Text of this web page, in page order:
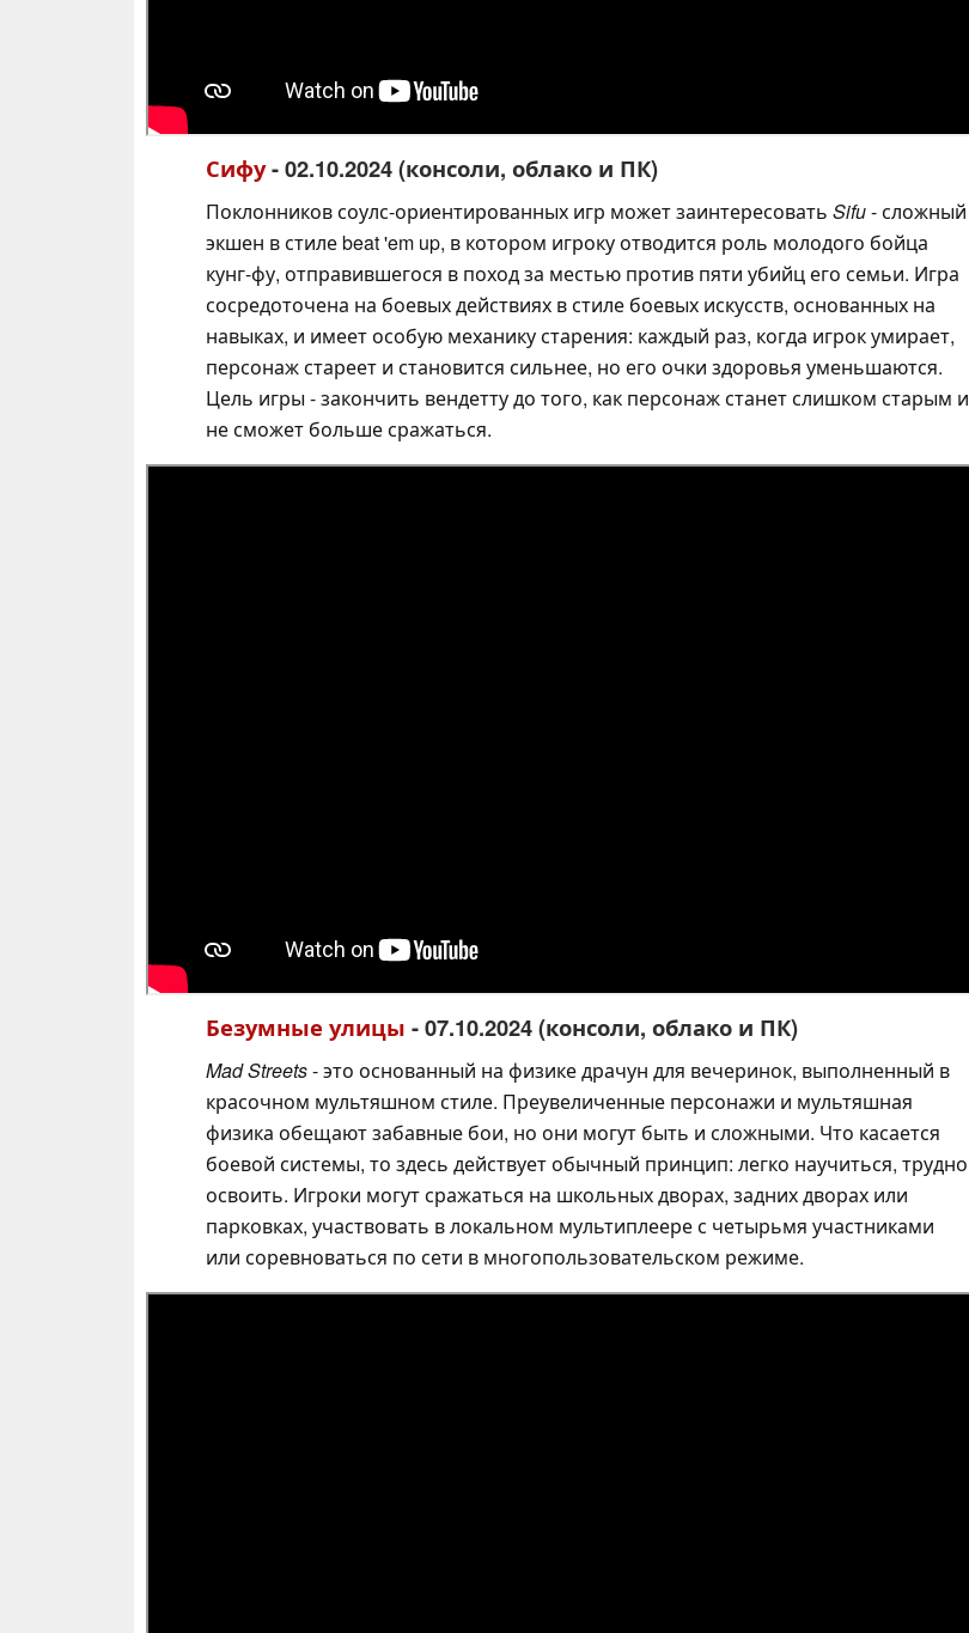
Сифу- 02.10.2024 (консоли, облако и ПК)
Поклонников соулс-ориентированных игр может заинтересовать Sifu- сложный
экшен в стиле beat 'em up, в котором игроку отводится роль молодого бойца
кунг-фу, отправившегося в поход за местью против пяти убийц его семьи. Игра
сосредоточена на боевых действиях в стиле боевых искусств, основанных на
навыках, и имеет особую механику старения: каждый раз, когда игрок умирает,
персонаж стареет и становится сильнее, но его очки здоровья уменьшаются.
Цель игры - закончить вендетту до того, как персонаж станет слишком старым и
не сможет больше сражаться.
Безумные улицы - 07.10.2024 (консоли, облако и ПК)
Mad Streets- это основанный на физике драчун для вечеринок, выполненный в
красочном мультяшном стиле. Преувеличенные персонажи и мультяшная
физика обещают забавные бои, но они могут быть и сложными. Что касается
боевой системы, то здесь действует обычный принцип: легко научиться, трудно
освоить. Игроки могут сражаться на школьных дворах, задних дворах или
парковках, участвовать в локальном мультиплеере с четырьмя участниками
или соревноваться по сети в многопользовательском режиме.